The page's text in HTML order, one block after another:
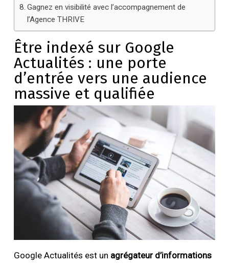
Gagnez en visibilité avec l’accompagnement de
l’Agence THRIVE
Être indexé sur Google
Actualités : une porte
d’entrée vers une audience
massive et qualifiée
Google Actualités est un agrégateur d’informations